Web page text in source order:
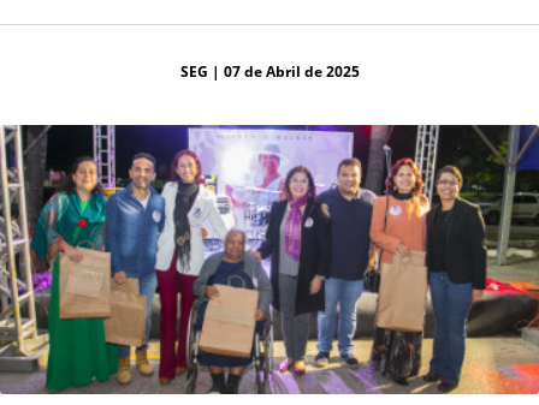
SEG | 07 de Abril de 2025